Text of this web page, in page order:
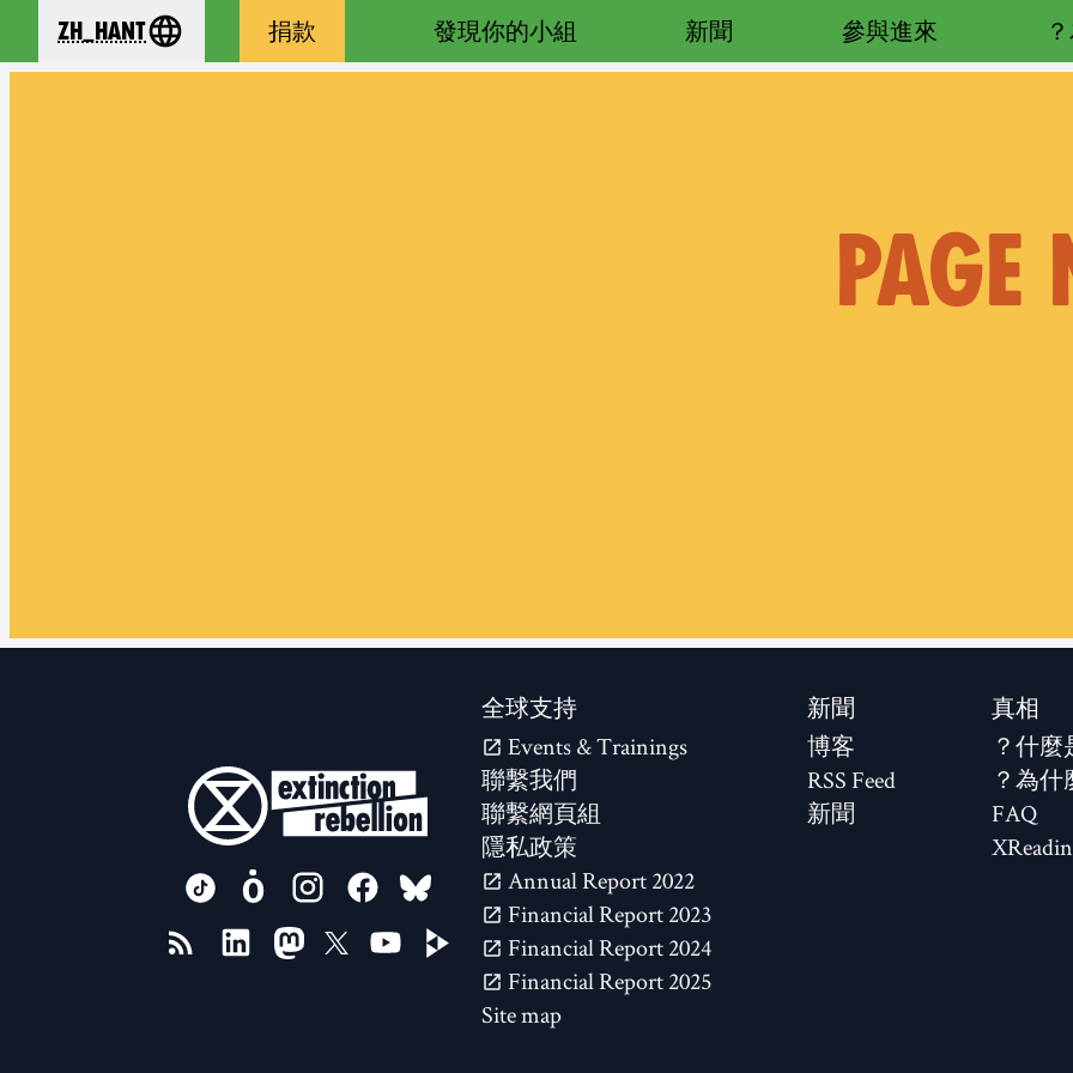
參與進來
新聞
發現你的小組
捐款
your language
zh_Hant
PAGE
真相
什麼
為什
FAQ
新聞
博客
RSS Feed
新聞
全球支持
Events & Trainings
聯繫我們
聯繫網頁組
隱私政策
2022 Annual Report
2023 Financial Report
2024 Financial Report
2025 Financial Report
Site map
FOLLOW US ON